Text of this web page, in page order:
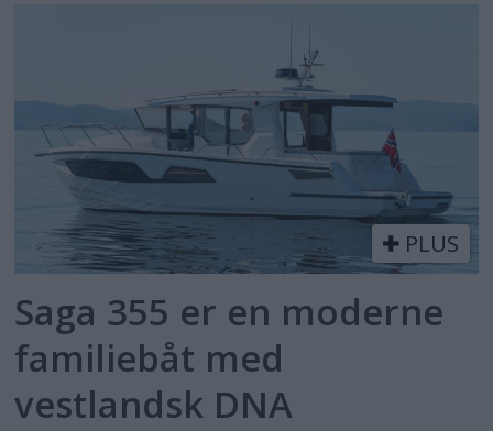
PLUS
Saga 355 er en moderne
familiebåt med
vestlandsk DNA